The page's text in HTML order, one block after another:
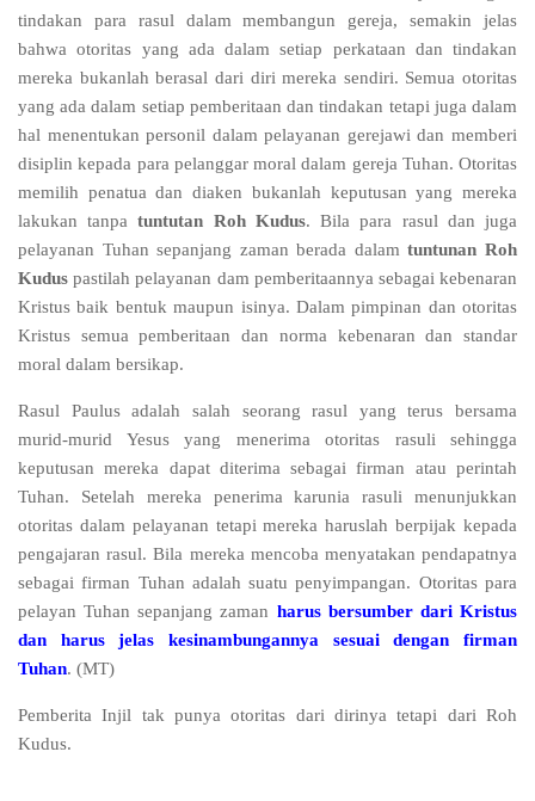
tindakan para rasul dalam membangun gereja, semakin jelas
bahwa otoritas yang ada dalam setiap perkataan dan tindakan
mereka bukanlah berasal dari diri mereka sendiri. Semua otoritas
yang ada dalam setiap pemberitaan dan tindakan tetapi juga dalam
hal menentukan personil dalam pelayanan gerejawi dan memberi
disiplin kepada para pelanggar moral dalam gereja Tuhan. Otoritas
memilih penatua dan diaken bukanlah keputusan yang mereka
lakukan tanpatuntutan Roh Kudus. Bila para rasul dan juga
pelayanan Tuhan sepanjang zaman berada dalamtuntunan Roh
Kudus pastilah pelayanan dam pemberitaannya sebagai kebenaran
Kristus baik bentuk maupun isinya. Dalam pimpinan dan otoritas
Kristus semua pemberitaan dan norma kebenaran dan standar
moral dalam bersikap.
Rasul Paulus adalah salah seorang rasul yang terus bersama
murid-murid Yesus yang menerima otoritas rasuli sehingga
keputusan mereka dapat diterima sebagai firman atau perintah
Tuhan. Setelah mereka penerima karunia rasuli menunjukkan
otoritas dalam pelayanan tetapi mereka haruslah berpijak kepada
pengajaran rasul. Bila mereka mencoba menyatakan pendapatnya
sebagai firman Tuhan adalah suatu penyimpangan. Otoritas para
pelayan Tuhan sepanjang zaman harus bersumber dari Kristus
dan harus jelas kesinambungannya sesuai dengan firman
Tuhan. (MT)
Pemberita Injil tak punya otoritas dari dirinya tetapi dari Roh
Kudus.